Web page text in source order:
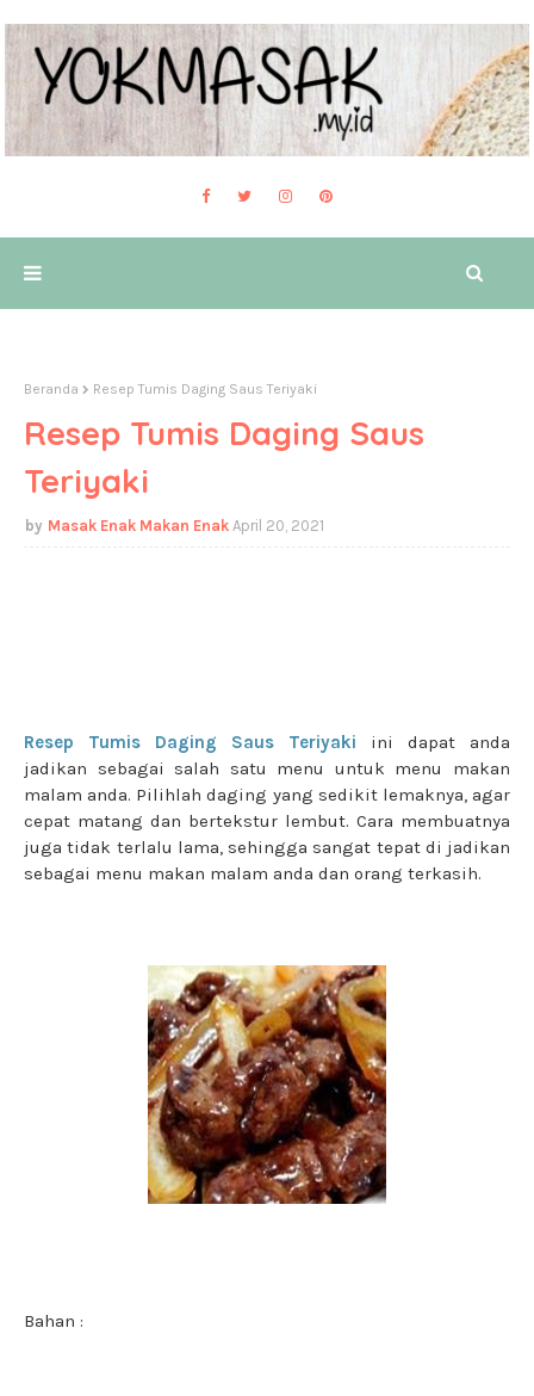
Beranda Resep Tumis Daging Saus Teriyaki
Resep Tumis Daging Saus
Teriyaki
Masak Enak Makan Enak April 20, 2021
Resep Tumis Daging Saus Teriyaki
ini dapat anda
jadikan sebagai salah satu menu untuk menu makan
malam anda. Pilihlah daging yang sedikit lemaknya, agar
cepat matang dan bertekstur lembut. Cara membuatnya
juga tidak terlalu lama, sehingga sangat tepat di jadikan
sebagai menu makan malam anda dan orang terkasih.
Bahan :